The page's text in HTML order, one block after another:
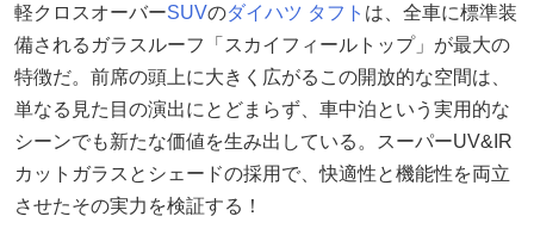
軽クロスオーバーSUVのダイハツ タフト は、全車に標準装
備されるガラスルーフ「スカイフィールトップ」が最大の
特徴だ。前席の頭上に大きく広がるこの開放的な空間は、
単なる見た目の演出にとどまらず、車中泊という実用的な
シーンでも新たな価値を生み出している。スーパーUV&IR
カットガラスとシェードの採用で、快適性と機能性を両立
させたその実力を検証する！